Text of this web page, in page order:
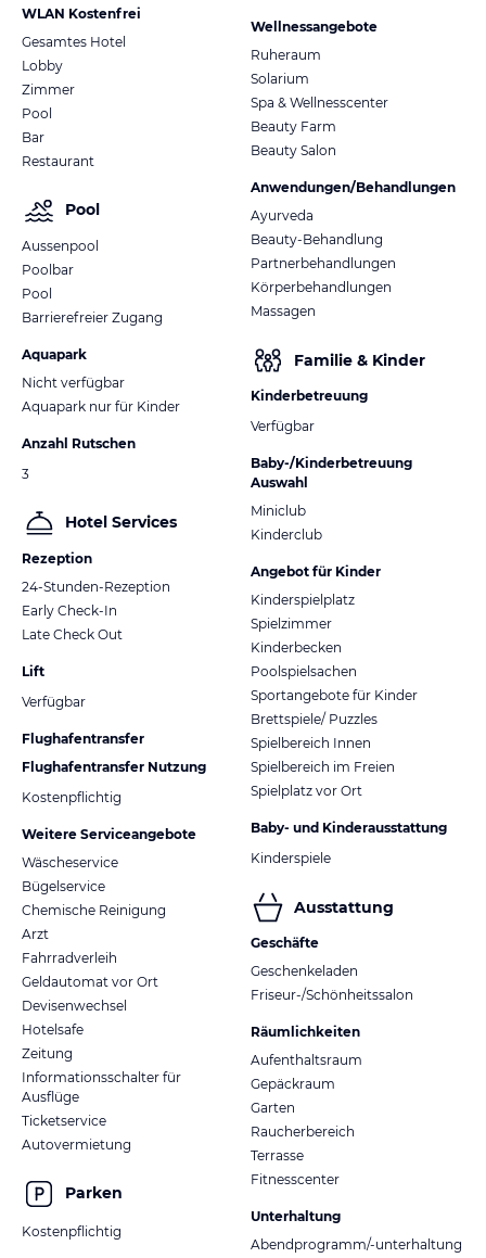
WLAN Kostenfrei
Gesamtes Hotel
Lobby
Zimmer
Pool
Bar
Restaurant
Pool
Aussenpool
Poolbar
Pool
Barrierefreier Zugang
Aquapark
Nicht verfügbar
Aquapark nur für Kinder
Anzahl Rutschen
3
Hotel Services
Rezeption
24-Stunden-Rezeption
Early Check-In
Late Check Out
Lift
Verfügbar
Flughafentransfer
Flughafentransfer Nutzung
Kostenpflichtig
Weitere Serviceangebote
Wäscheservice
Bügelservice
Chemische Reinigung
Arzt
Fahrradverleih
Geldautomat vor Ort
Devisenwechsel
Hotelsafe
Zeitung
Informationsschalter für
Ausflüge
Ticketservice
Autovermietung
Parken
Kostenpflichtig
Wellnessangebote
Ruheraum
Solarium
Spa & Wellnesscenter
Beauty Farm
Beauty Salon
Anwendungen/Behandlungen
Ayurveda
Beauty-Behandlung
Partnerbehandlungen
Körperbehandlungen
Massagen
Familie & Kinder
Kinderbetreuung
Verfügbar
Baby-/Kinderbetreuung
Auswahl
Miniclub
Kinderclub
Angebot für Kinder
Kinderspielplatz
Spielzimmer
Kinderbecken
Poolspielsachen
Sportangebote für Kinder
Brettspiele/ Puzzles
Spielbereich Innen
Spielbereich im Freien
Spielplatz vor Ort
Baby- und Kinderausstattung
Kinderspiele
Ausstattung
Geschäfte
Geschenkeladen
Friseur-/Schönheitssalon
Räumlichkeiten
Aufenthaltsraum
Gepäckraum
Garten
Raucherbereich
Terrasse
Fitnesscenter
Unterhaltung
Abendprogramm/-unterhaltung